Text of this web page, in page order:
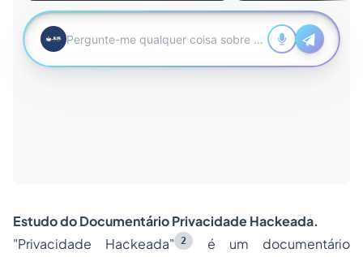
Estudo do Documentário Privacidade Hackeada.
"Privacidade Hackeada" 2
é um documentário